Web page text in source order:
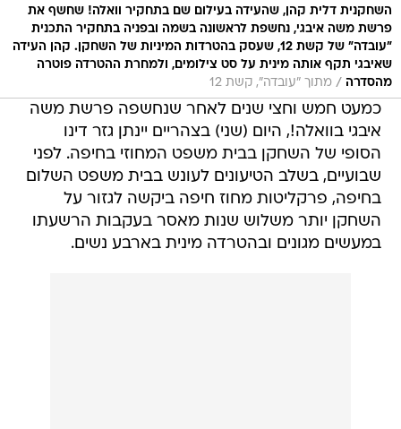
השחקנית דלית קהן, שהעידה בעילום שם בתחקיר וואלה! שחשף את
פרשת משה איבגי, נחשפת לראשונה בשמה ובפניה בתחקיר התכנית
"עובדה" של קשת 12, שעסק בהטרדות המיניות של השחקן. קהן העידה
שאיבגי תקף אותה מינית על סט צילומים, ולמחרת ההטרדה פוטרה
מהסדרה / מתוך "עובדה", קשת 12
כמעט חמש וחצי שנים לאחר שנחשפה פרשת משה
איבגי בוואלה!, היום (שני) בצהריים יינתן גזר דינו
הסופי של השחקן בבית משפט המחוזי בחיפה. לפני
שבועיים, בשלב הטיעונים לעונש בבית משפט השלום
בחיפה, פרקליטות מחוז חיפה ביקשה לגזור על
השחקן יותר משלוש שנות מאסר בעקבות הרשעתו
במעשים מגונים ובהטרדה מינית בארבע נשים.